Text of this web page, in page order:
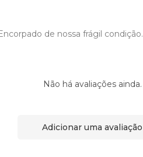
de nossa frágil condição.
Não há avaliações ainda.
Adicionar uma avaliação